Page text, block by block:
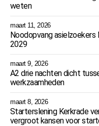
weten
maart 11, 2026
Noodopvang
2029
maart 9, 2026
A2 drie nachten dicht
werkzaamheden
maart 8, 2026
Starterslening Kerkrade
vergroot kansen voor